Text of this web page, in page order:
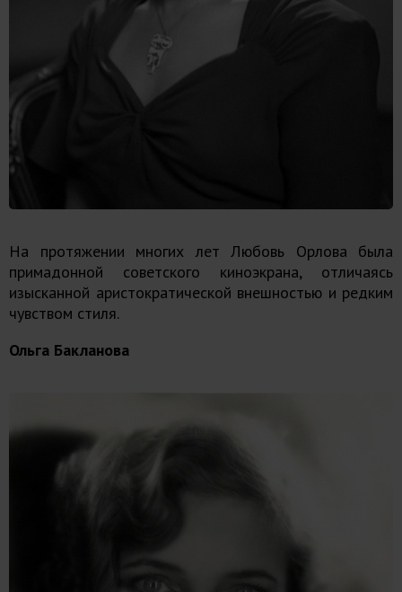
На протяжении многих лет Любовь Орлова была
примадонной советского киноэкрана, отличаясь
изысканной аристократической внешностью и редким
чувством стиля.
Ольга Бакланова